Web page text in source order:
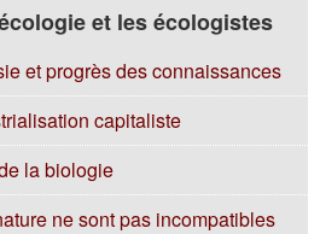
et les écologistes
et progrès des connaissances
capitaliste
la biologie
ne sont pas incompatibles